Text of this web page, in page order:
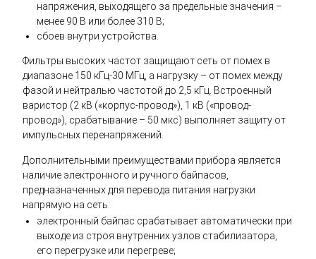
напряжения, выходящего за предельные значения –
менее 90 В или более 310 В;
сбоев внутри устройства.
Фильтры высоких частот защищают сеть от помех в
диапазоне 150 кГц-30 МГц, а нагрузку – от помех между
фазой и нейтралью частотой до 2,5 кГц. Встроенный
варистор (2 кВ («корпус-провод»), 1 кВ («провод-
провод»), срабатывание – 50 мкс) выполняет защиту от
импульсных перенапряжений.
Дополнительными преимуществами прибора является
наличие электронного и ручного байпасов,
предназначенных для перевода питания нагрузки
напрямую на сеть:
электронный байпас срабатывает автоматически при
выходе из строя внутренних узлов стабилизатора,
его перегрузке или перегреве;